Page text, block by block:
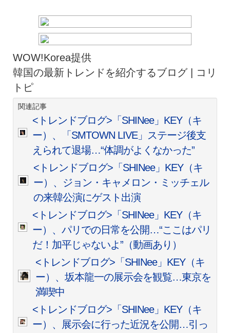
WOW!Korea提供
韓国の最新トレンドを紹介するブログ | コリ
トピ
関連記事
<トレンドブログ>「SHINee」KEY（キ
ー）、「SMTOWN LIVE」ステージ後支
えられて退場…“体調がよくなかった”
<トレンドブログ>「SHINee」KEY（キ
ー）、ジョン・キャメロン・ミッチェル
の来韓公演にゲスト出演
<トレンドブログ>「SHINee」KEY（キ
ー）、パリでの日常を公開…“ここはパリ
だ！加平じゃないよ”（動画あり）
<トレンドブログ>「SHINee」KEY（キ
ー）、坂本龍一の展示会を観覧…東京を
満喫中
<トレンドブログ>「SHINee」KEY（キ
ー）、展示会に行った近況を公開…引っ